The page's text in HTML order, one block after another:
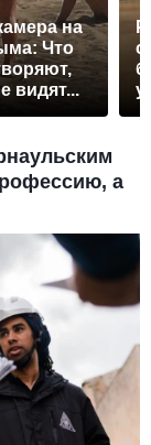
на
Что
видят...
а